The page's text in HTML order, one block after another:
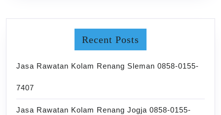
Recent Posts
Jasa Rawatan Kolam Renang Sleman 0858-0155-
7407
Jasa Rawatan Kolam Renang Jogja 0858-0155-